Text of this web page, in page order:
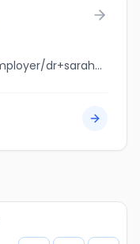
jobbank.gc.ca/browsejobs/employer/dr+sarah+tulk+pmc/ca